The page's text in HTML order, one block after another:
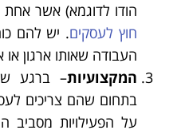
הודו לדוגמא) אשר
חוץ לעסקים. יש להם
העבודה שאותו ארגון
המקצועיות– ברגע
בתחום שהם צריכים
על הפעילויות מסביב